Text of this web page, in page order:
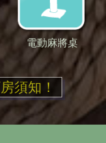
電動麻將桌
須知！